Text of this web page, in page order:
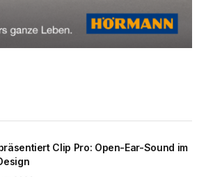
Clip Pro: Open-Ear-Sound im